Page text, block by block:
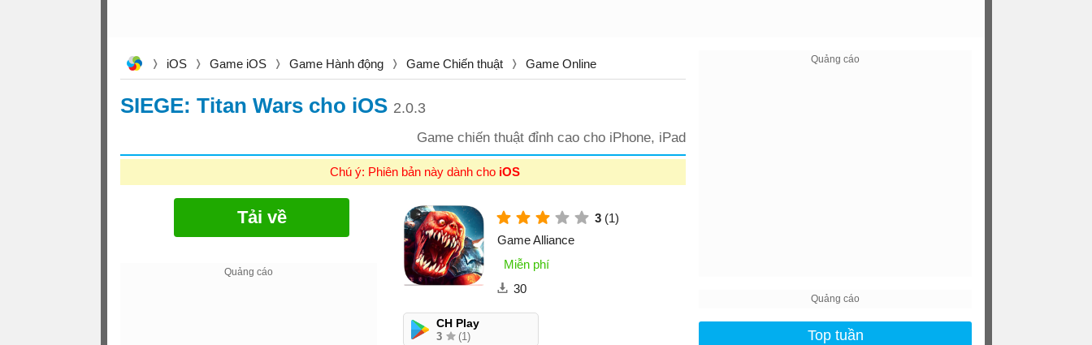
iOS Game iOS Game Hành động Game Chiến thuật Game Online
SIEGE: Titan Wars cho iOS 2.0.3
Game chiến thuật đỉnh cao cho iPhone, iPad
Chú ý: Phiên bản này dành cho iOS
Tải về 3 (1)
Game Alliance
Miễn phí
30
CH Play
3 (1) Top tuần